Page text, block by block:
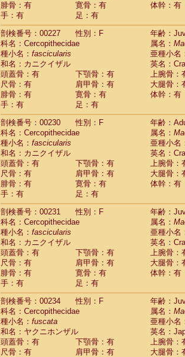
腓骨：有
寛骨：有
体幹：有
手：有
足：有
剖検番号：00227
性別：F
年齢：
科名：Cercopithecidae
属名：
種小名： fascicularis
亜種小名
和名：カニクイザル
英名：
頭蓋骨：有
下顎骨：有
上腕骨：
尺骨：有
肩甲骨：有
大腿骨：
腓骨：有
寛骨：有
体幹：有
手：有
足：有
剖検番号：00230
性別：F
年齢：
科名：Cercopithecidae
属名：
種小名： fascicularis
亜種小名
和名：カニクイザル
英名：
頭蓋骨：有
下顎骨：有
上腕骨：
尺骨：有
肩甲骨：有
大腿骨：
腓骨：有
寛骨：有
体幹：有
手：有
足：有
剖検番号：00231
性別：F
年齢：
科名：Cercopithecidae
属名：
種小名： fascicularis
亜種小名
和名：カニクイザル
英名：
頭蓋骨：有
下顎骨：有
上腕骨：
尺骨：有
肩甲骨：有
大腿骨：
腓骨：有
寛骨：有
体幹：有
手：有
足：有
剖検番号：00234
性別：F
年齢：
科名：Cercopithecidae
属名：
種小名： fuscata
亜種小名
和名：ヤクニホンザル
英名：
頭蓋骨：有
下顎骨：有
上腕骨：
尺骨：有
肩甲骨：有
大腿骨：